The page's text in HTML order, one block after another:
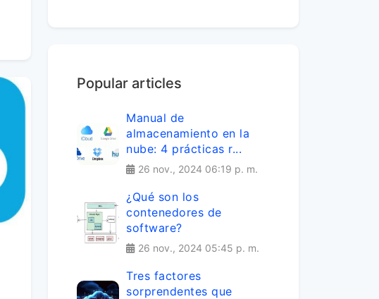
Popular articles
Manual de
almacenamiento en la
nube: 4 prácticas r...
26 nov., 2024 06:19 p. m.
¿Qué son los
contenedores de
software?
26 nov., 2024 05:45 p. m.
Tres factores
sorprendentes que